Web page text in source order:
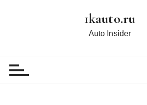
1kauto.ru
Auto Insider